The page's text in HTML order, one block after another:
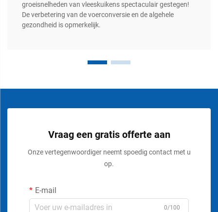
groeisnelheden van vleeskuikens spectaculair gestegen!
De verbetering van de voerconversie en de algehele
gezondheid is opmerkelijk.
Vraag een gratis offerte aan
Onze vertegenwoordiger neemt spoedig contact met u
op.
E-mail
0/100